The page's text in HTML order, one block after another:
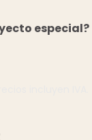
especial?